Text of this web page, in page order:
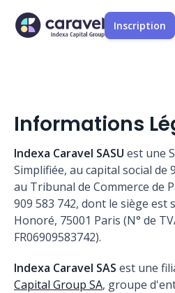
Inscription
Informations
Indexa Caravel SASU est une
Simplifiée, au capital social de
au Tribunal de Commerce de
909 583 742, dont le siège est
Honoré, 75001 Paris (N° de
FR06909583742).
Indexa Caravel SAS est une
Capital Group SA, groupe